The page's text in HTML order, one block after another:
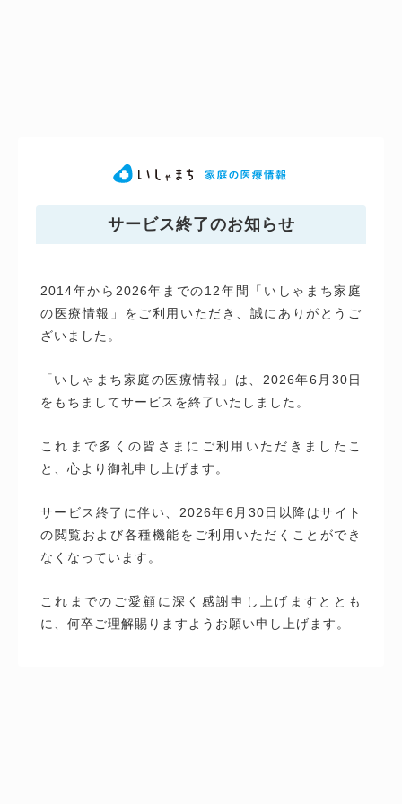
サービス終了のお知らせ
2014年から2026年までの12年間「いしゃまち家庭
の医療情報」をご利用いただき、誠にありがとうご
ざいました。
「いしゃまち家庭の医療情報」は、2026年6月30日
をもちましてサービスを終了いたしました。
これまで多くの皆さまにご利用いただきましたこ
と、心より御礼申し上げます。
サービス終了に伴い、2026年6月30日以降はサイト
の閲覧および各種機能をご利用いただくことができ
なくなっています。
これまでのご愛顧に深く感謝申し上げますととも
に、何卒ご理解賜りますようお願い申し上げます。